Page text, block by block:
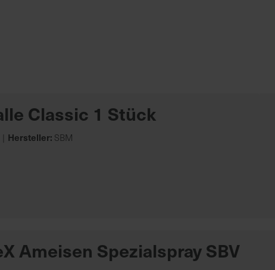
Classic 1 Stück
Hersteller: SBM
Ameisen Spezialspray SBV